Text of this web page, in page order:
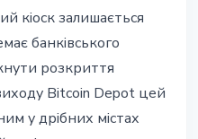
кіоск залишається
банківського
розкриття
Bitcoin Depot цей
у дрібних містах